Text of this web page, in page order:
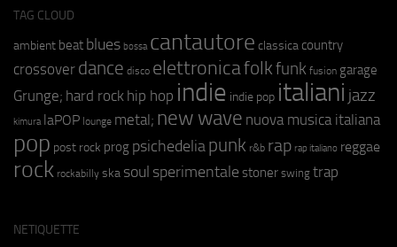
TAG CLOUD
ambient beat blues bossa cantautore classica country
crossover dance disco elettronicafolkfunk fusion garage
Grunge; hard rock hip hop indie indie pop italiani jazz
kimura laPOP lounge metal; new wave nuova musica italiana
pop post rock prog psichedeliapunk r&b rap rap italiano reggae
rock rockabilly ska soul sperimentale stoner swing trap
NETIQUETTE